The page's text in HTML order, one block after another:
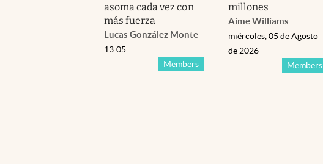
asoma cada vez con
más fuerza
Lucas González Monte
Members
13:05
millones
Aime Williams
Members
miércoles, 05 de Agosto
de 2026